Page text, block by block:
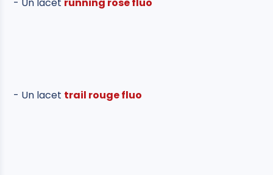
- Un lacet trail rouge fluo